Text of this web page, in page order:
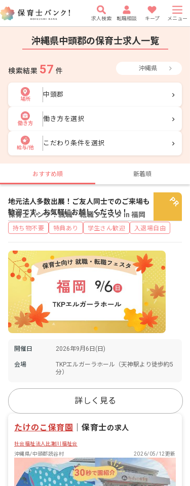
求人検索 転職相談 キープ メニュー
沖縄県中頭郡の保育士求人一覧
検索結果 57 件 沖縄県
場所
中頭郡
働き方
働き方を選択
給与/他
こだわり条件を選択
おすすめ順 新着順
保育士バンク！就職・転職フェスタ in 福岡
地元法人多数出展！ご友人同士でのご来場も
歓迎です。お気軽にお越しください！
持ち物不要 特典あり 学生さん歓迎 入退場自由
開催日 2026年9月6日(日)
会場
TKPエルガーラホール（天神駅より徒歩約5
分）
詳しく見る
たけのこ保育園 ｜保育士の求人
社会福祉法人比謝川福祉会
沖縄県/中頭郡読谷村
2026/05/12更新